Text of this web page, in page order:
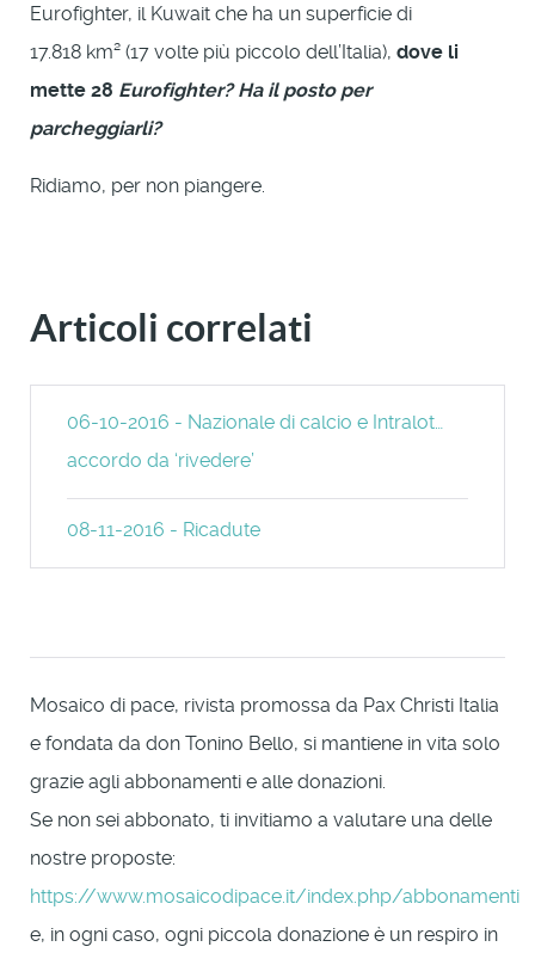
Eurofighter, il Kuwait che ha un superficie di
17.818 km² (17 volte più piccolo dell’Italia), dove li
mette 28 Eurofighter? Ha il posto per
parcheggiarli?
Ridiamo, per non piangere.
Articoli correlati
06-10-2016 - Nazionale di calcio e Intralot…
accordo da ‘rivedere’
08-11-2016 - Ricadute
Mosaico di pace, rivista promossa da Pax Christi Italia
e fondata da don Tonino Bello, si mantiene in vita solo
grazie agli abbonamenti e alle donazioni.
Se non sei abbonato, ti invitiamo a valutare una delle
nostre proposte:
https://www.mosaicodipace.it/index.php/abbonamenti
e, in ogni caso, ogni piccola donazione è un respiro in